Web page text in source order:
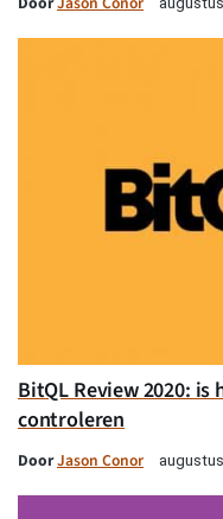
BitQL Review 2020:
controleren
DoorJason Conor